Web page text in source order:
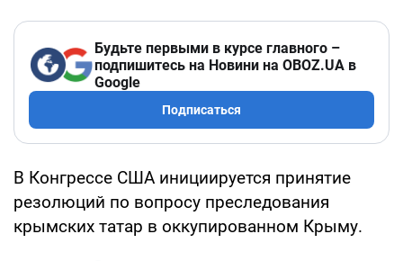
Будьте первыми в курсе главного –
подпишитесь на Новини на OBOZ.UA в
Google
Подписаться
В Конгрессе США инициируется принятие
резолюций по вопросу преследования
крымских татар в оккупированном Крыму.